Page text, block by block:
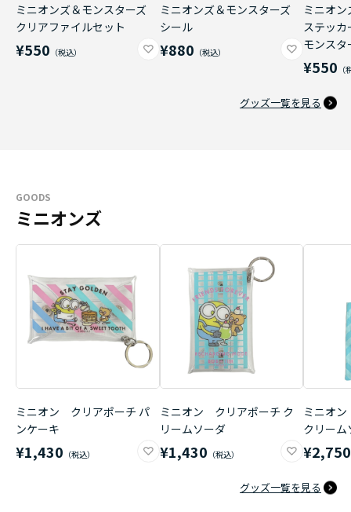
ミニオンズ＆モンスターズ
クリアファイルセット
¥550
ミニオンズ＆モンスターズ
シール
¥880
ミニオ
ステッ
モンスタ
¥550
グッズ一覧を見る
GOODS
ミニオンズ
ミニオン クリアポーチ パ
ンケーキ
¥1,430
ミニオン クリアポーチ ク
リームソーダ
¥1,430
ミニオ
クリーム
¥2,750
グッズ一覧を見る